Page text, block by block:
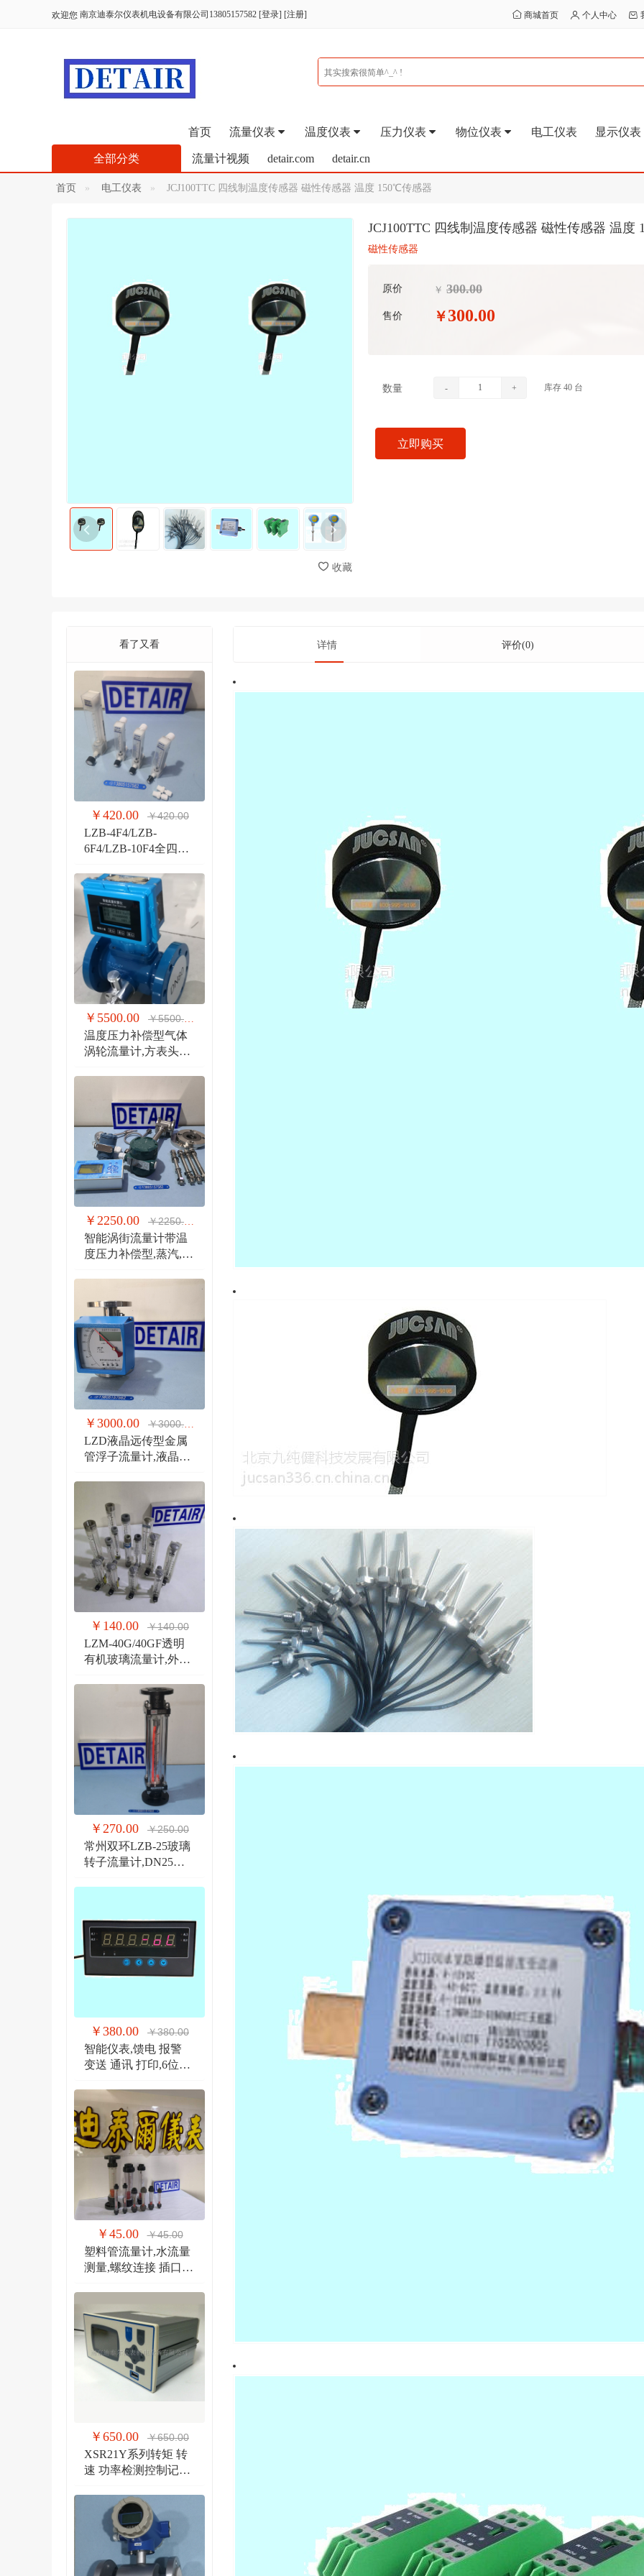
欢迎您 南京迪泰尔仪表机电设备有限公司13805157582 [登录] [注册] 商城首页 个人中心
首页 流量仪表 温度仪表 压力仪表 物位仪表 电工仪表 显示仪表
流量计视频 detair.com detair.cn
全部分类
首页 电工仪表 JCJ100TTC 四线制温度传感器 磁性传感器 温度 150℃传感器
收藏
JCJ100TTC 四线制温度传感器 磁性传感器 温度
磁性传感器
原价 ￥ 300.00
售价 ￥300.00
数量 - + 库存 40 台
立即购买
看了又看
￥420.00 ￥420.00
LZB-4F4/LZB-
6F4/LZB-10F4全四氟
气体玻璃管PVDF流量
计
￥5500.00 ￥5500.00
温度压力补偿型气体
涡轮流量计,方表头防
￥2250.00 ￥2250.00
智能涡街流量计带温
度压力补偿型,蒸汽,气
￥3000.00 ￥3000.00
LZD液晶远传型金属
管浮子流量计,液晶显
￥140.00 ￥140.00
LZM-40G/40GF透明
有机玻璃流量计,外螺
￥270.00 ￥250.00
常州双环LZB-25玻璃
转子流量计,DN25法
￥380.00 ￥380.00
智能仪表,馈电 报警
变送 通讯 打印,6位显
￥45.00 ￥45.00
塑料管流量计,水流量
测量,螺纹连接 插口连
￥650.00 ￥650.00
XSR21Y系列转矩 转
速 功率检测控制记录
详情 评价(0)